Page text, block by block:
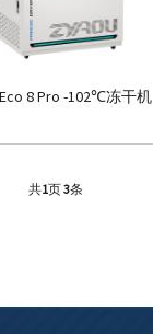
8 Pro -102℃冻干机
共1页3条